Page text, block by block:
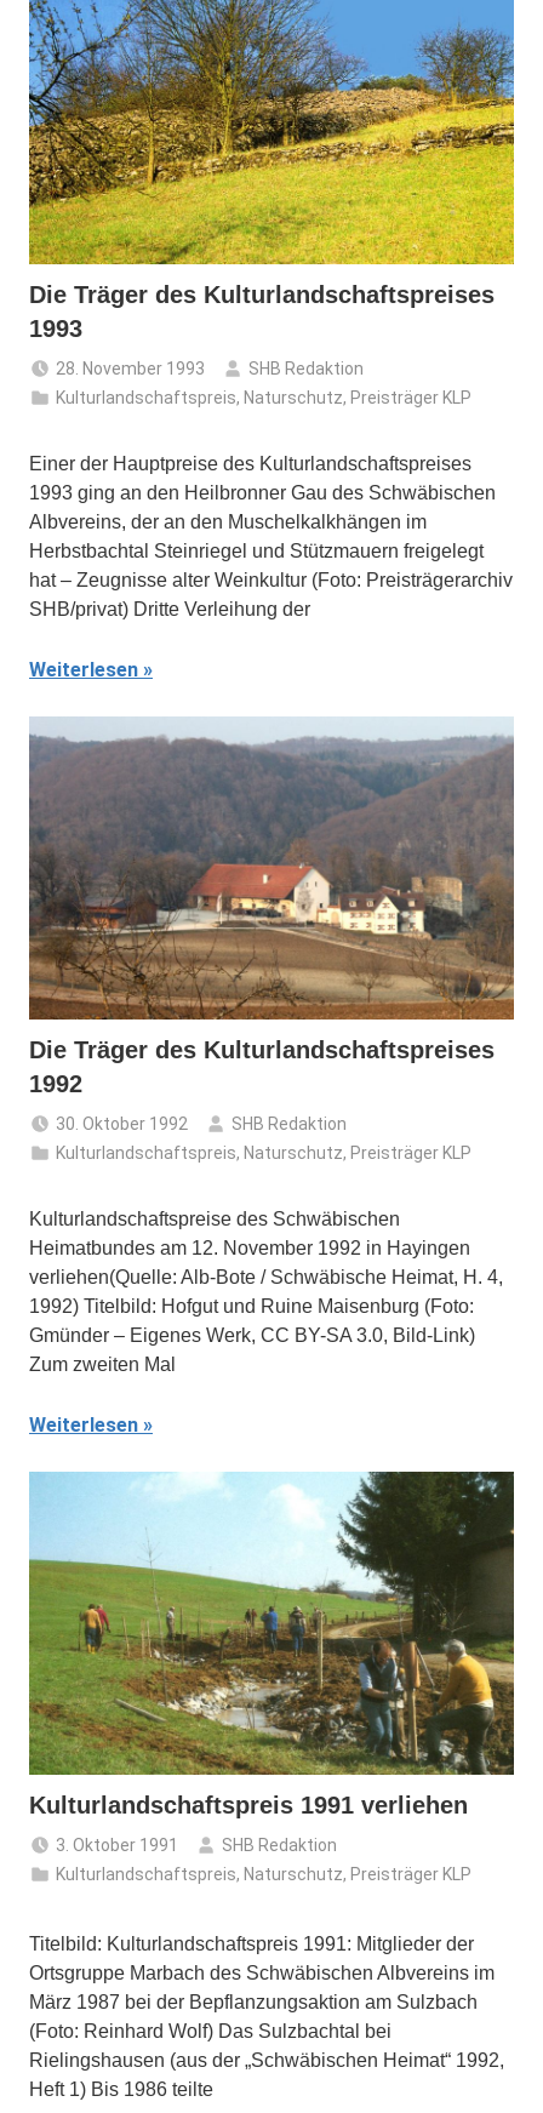
Die Träger des Kulturlandschaftspreises
1993
28. November 1993
SHB Redaktion
Kulturlandschaftspreis, Naturschutz, Preisträger KLP
Einer der Hauptpreise des Kulturlandschaftspreises
1993 ging an den Heilbronner Gau des Schwäbischen
Albvereins, der an den Muschelkalkhängen im
Herbstbachtal Steinriegel und Stützmauern freigelegt
hat – Zeugnisse alter Weinkultur (Foto: Preisträgerarchiv
SHB/privat) Dritte Verleihung der
Weiterlesen
Die Träger des Kulturlandschaftspreises
1992
30. Oktober 1992
SHB Redaktion
Kulturlandschaftspreis, Naturschutz, Preisträger KLP
Kulturlandschaftspreise des Schwäbischen
Heimatbundes am 12. November 1992 in Hayingen
verliehen(Quelle: Alb-Bote / Schwäbische Heimat, H. 4,
1992) Titelbild: Hofgut und Ruine Maisenburg (Foto:
Gmünder – Eigenes Werk, CC BY-SA 3.0, Bild-Link)
Zum zweiten Mal
Weiterlesen
Kulturlandschaftspreis 1991 verliehen
3. Oktober 1991
SHB Redaktion
Kulturlandschaftspreis, Naturschutz, Preisträger KLP
Titelbild: Kulturlandschaftspreis 1991: Mitglieder der
Ortsgruppe Marbach des Schwäbischen Albvereins im
März 1987 bei der Bepflanzungsaktion am Sulzbach
(Foto: Reinhard Wolf) Das Sulzbachtal bei
Rielingshausen (aus der „Schwäbischen Heimat“ 1992,
Heft 1) Bis 1986 teilte